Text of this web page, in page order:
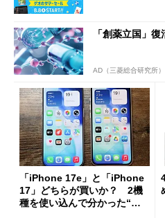
「創薬立国」
AD（三菱総合研究所）
「iPhone 17e」と「iPhone
17」どちらが買いか？ 2機
種を使い込んで分かった“ス